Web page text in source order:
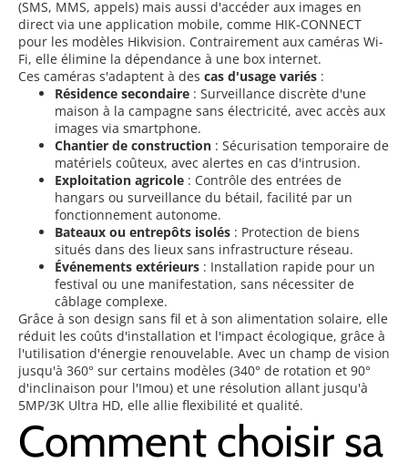
(SMS, MMS, appels) mais aussi d'accéder aux images en
direct via une application mobile, comme HIK-CONNECT
pour les modèles Hikvision. Contrairement aux caméras Wi-
Fi, elle élimine la dépendance à une box internet.
Ces caméras s'adaptent à des cas d'usage variés :
Résidence secondaire : Surveillance discrète d'une
maison à la campagne sans électricité, avec accès aux
images via smartphone.
Chantier de construction : Sécurisation temporaire de
matériels coûteux, avec alertes en cas d'intrusion.
Exploitation agricole : Contrôle des entrées de
hangars ou surveillance du bétail, facilité par un
fonctionnement autonome.
Bateaux ou entrepôts isolés : Protection de biens
situés dans des lieux sans infrastructure réseau.
Événements extérieurs : Installation rapide pour un
festival ou une manifestation, sans nécessiter de
câblage complexe.
Grâce à son design sans fil et à son alimentation solaire, elle
réduit les coûts d'installation et l'impact écologique, grâce à
l'utilisation d'énergie renouvelable. Avec un champ de vision
jusqu'à 360° sur certains modèles (340° de rotation et 90°
d'inclinaison pour l'Imou) et une résolution allant jusqu'à
5MP/3K Ultra HD, elle allie flexibilité et qualité.
Comment choisir sa